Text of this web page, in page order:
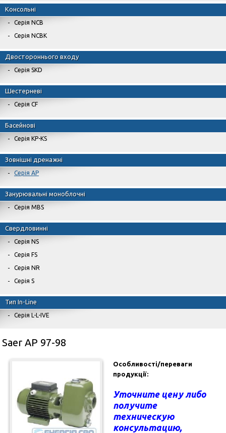
Консольні
Серія NCB
Серія NCBK
Двостороннього входу
Серія SKD
Шестерневі
Серія CF
Басейнові
Серія KP-KS
Зовнішні дренажні
Серія AP
Занурювальні моноблочні
Серія MBS
Свердловинні
Серія NS
Серія FS
Серія NR
Серія S
Тип In-Line
Серія L-L-IVE
Saer AP 97-98
Особливості/переваги
продукції:
Уточните ценулибо
получите
техническую
консультацию,